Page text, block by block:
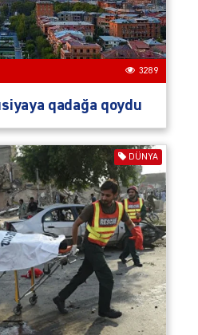
3289
qadağa qoydu
DÜNYA